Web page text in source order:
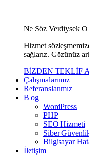
Ne Söz Verdiysek O
Hizmet
sağlarız. Gözünüz
BİZDEN TEKLİF
Çalışmalarımız
Referanslarımız
Blog
WordPress
PHP
SEO Hizmeti
Siber
Bilgisayar
İletişim